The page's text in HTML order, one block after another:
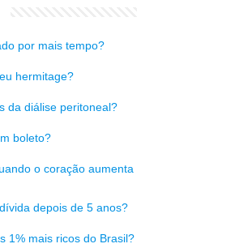
por mais tempo?
hermitage?
da diálise peritoneal?
boleto?
o coração aumenta
depois de 5 anos?
1% mais ricos do Brasil?